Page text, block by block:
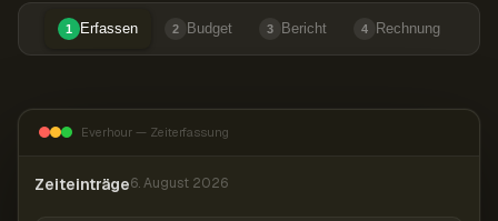
1 Erfassen 2 Budget 3 Bericht 4 Rechnung
Everhour — Zeiterfassung
Zeiteinträge6. August 2026